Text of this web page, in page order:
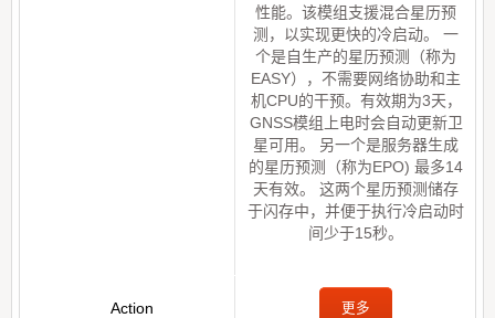
性能。该模组支援混合星历预
测，以实现更快的冷启动。 一
个是自生产的星历预测（称为
EASY），不需要网络协助和主
机CPU的干预。有效期为3天，
GNSS模组上电时会自动更新卫
星可用。 另一个是服务器生成
的星历预测（称为EPO) 最多14
天有效。 这两个星历预测储存
于闪存中，并便于执行冷启动时
间少于15秒。
更多